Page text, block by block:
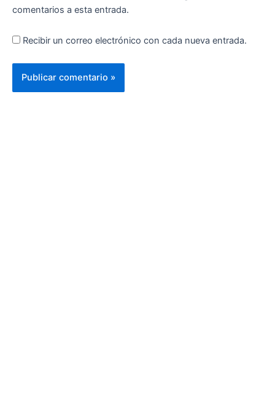
comentarios a esta entrada.
Recibir un correo electrónico con cada nueva entrada.